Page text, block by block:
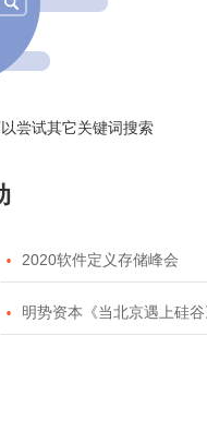
尝试其它关键词搜索
 2020软件定义存储峰会
 明势资本《当北京遇上硅谷》系列